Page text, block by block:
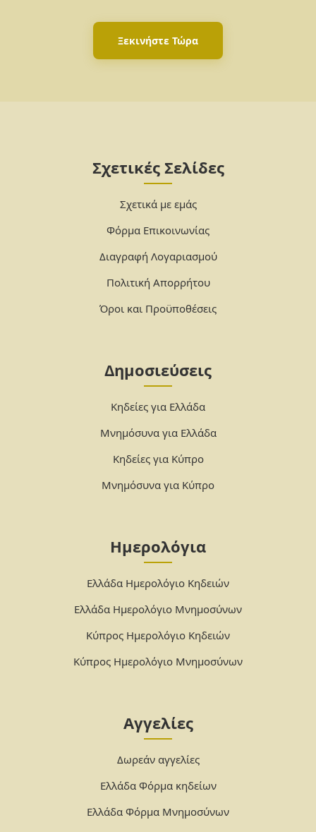
Ξεκινήστε Τώρα
Σχετικές Σελίδες
Σχετικά με εμάς
Φόρμα Επικοινωνίας
Διαγραφή Λογαριασμού
Πολιτική Απορρήτου
Όροι και Προϋποθέσεις
Δημοσιεύσεις
Κηδείες για Ελλάδα
Μνημόσυνα για Ελλάδα
Κηδείες για Κύπρο
Μνημόσυνα για Κύπρο
Ημερολόγια
Ελλάδα Ημερολόγιο Κηδειών
Ελλάδα Ημερολόγιο Μνημοσύνων
Κύπρος Ημερολόγιο Κηδειών
Κύπρος Ημερολόγιο Μνημοσύνων
Αγγελίες
Δωρεάν αγγελίες
Ελλάδα Φόρμα κηδείων
Ελλάδα Φόρμα Μνημοσύνων